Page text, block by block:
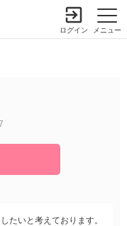
メニュー
ログイン
たいと考えております。